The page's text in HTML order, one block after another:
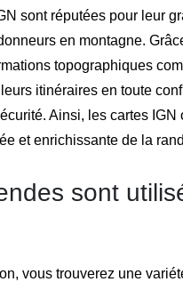
sont réputées pour leur
en montagne.
topographiques
itinéraires en toute
Ainsi, les cartes IGN
et enrichissante de la
sont
vous trouverez une